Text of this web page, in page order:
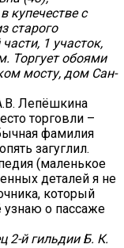
купечестве с
старого
1 участок,
Торгует обоями
мосту, дом Сан-
Лепёшкина
торговли –
фамилия
загуглил.
(маленькое
деталей я не
который
о пассаже
2-й гильдии Б. К.